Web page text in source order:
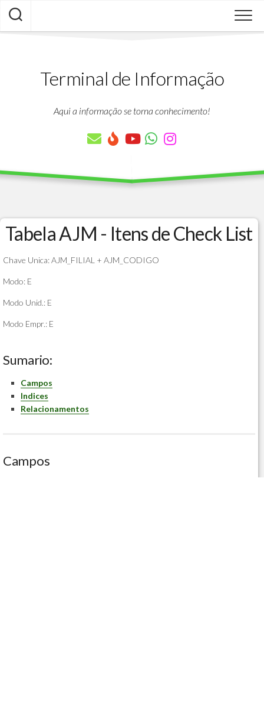
Skip
content
Terminal de Informação
Aqui a informação se torna conhecimento!
Tabela AJM - Itens de Check List
Chave Unica: AJM_FILIAL + AJM_CODIGO
Modo: E
Modo Unid.: E
Modo Empr.: E
Sumario:
Campos
Indices
Relacionamentos
Campos